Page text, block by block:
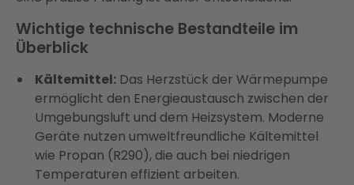
Wichtige technische Bestandteile im
Überblick
Kältemittel: Das Herzstück der Wärmepumpe
ermöglicht den Energieaustausch zwischen der
Umgebungsluft und dem Heizsystem. Moderne
Geräte nutzen umweltfreundliche Kältemittel
wie Propan (R290), die auch bei niedrigen
Temperaturen effizient arbeiten.